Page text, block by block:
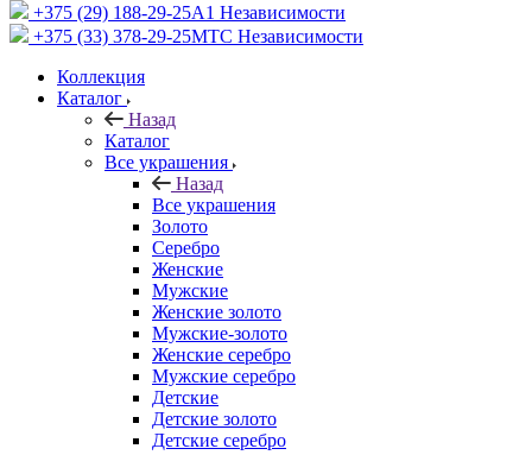
+375 (29) 188-29-25A1 Независимости
+375 (33) 378-29-25МТС Независимости
Коллекция
Каталог
Назад
Каталог
Все украшения
Назад
Все украшения
Золото
Серебро
Женские
Мужские
Женские золото
Мужские-золото
Женские серебро
Мужские серебро
Детские
Детские золото
Детские серебро